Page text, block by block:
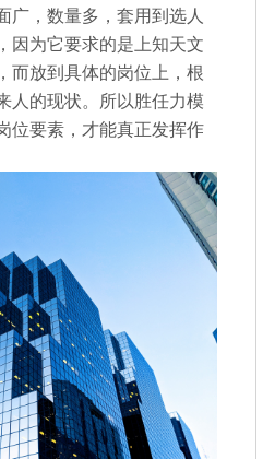
广，数量多，套用到选人
因为它要求的是上知天文
而放到具体的岗位上，根
人的现状。所以胜任力模
位要素，才能真正发挥作